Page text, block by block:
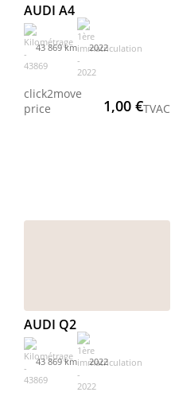
AUDI A4
43 869 km 2022
click2move
price
1,00 €TVAC
AUDI Q2
43 869 km 2022